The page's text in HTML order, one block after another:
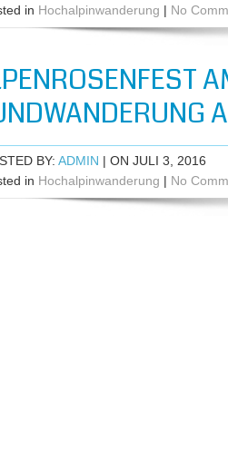
in Hochalpinwanderung | No
BY: ADMIN | ON JULI 3, 2016
in Hochalpinwanderung | No